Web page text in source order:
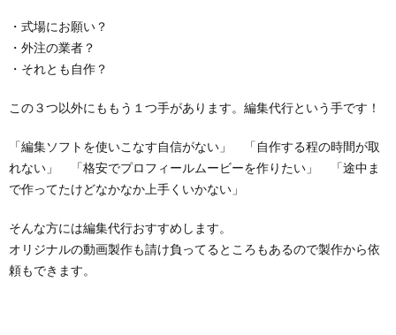
・式場にお願い？
・外注の業者？
・それとも自作？
この３つ以外にももう１つ手があります。編集代行という手です！
「編集ソフトを使いこなす自信がない」 「自作する程の時間が取
れない」 「格安でプロフィールムービーを作りたい」 「途中ま
で作ってたけどなかなか上手くいかない」
そんな方には編集代行おすすめします。
オリジナルの動画製作も請け負ってるところもあるので製作から依
頼もできます。